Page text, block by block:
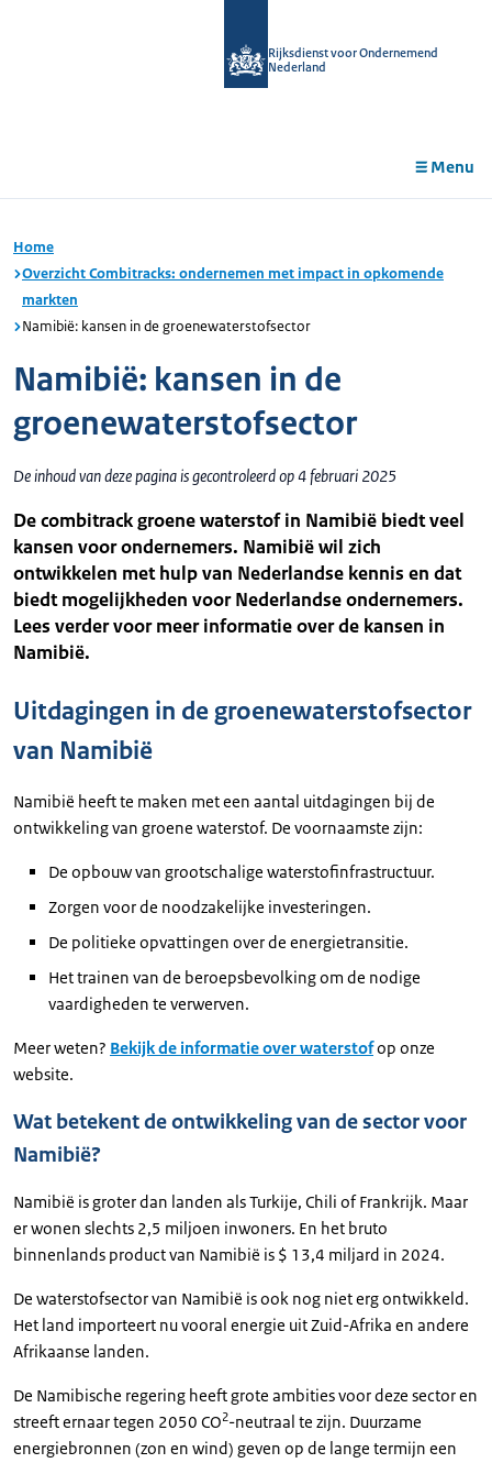
Rijksdienst voor Ondernemend
Nederland
Menu
Home
Overzicht Combitracks: ondernemen met impact in opkomende
markten
Namibië: kansen in de groenewaterstofsector
Namibië: kansen in de
groenewaterstofsector
De inhoud van deze pagina is gecontroleerd op 4 februari 2025
De combitrack groene waterstof in Namibië biedt veel
kansen voor ondernemers. Namibië wil zich
ontwikkelen met hulp van Nederlandse kennis en dat
biedt mogelijkheden voor Nederlandse ondernemers.
Lees verder voor meer informatie over de kansen in
Namibië.
Uitdagingen in de groenewaterstofsector
van Namibië
Namibië heeft te maken met een aantal uitdagingen bij de
ontwikkeling van groene waterstof. De voornaamste zijn:
De opbouw van grootschalige waterstofinfrastructuur.
Zorgen voor de noodzakelijke investeringen.
De politieke opvattingen over de energietransitie.
Het trainen van de beroepsbevolking om de nodige
vaardigheden te verwerven.
Meer weten? Bekijk de informatie over waterstofop onze
website.
Wat betekent de ontwikkeling van de sector voor
Namibië?
Namibië is groter dan landen als Turkije, Chili of Frankrijk. Maar
er wonen slechts 2,5 miljoen inwoners. En het bruto
binnenlands product van Namibië is $ 13,4 miljard in 2024.
De waterstofsector van Namibië is ook nog niet erg ontwikkeld.
Het land importeert nu vooral energie uit Zuid-Afrika en andere
Afrikaanse landen.
De Namibische regering heeft grote ambities voor deze sector en
streeft ernaar tegen 2050 CO2-neutraal te zijn. Duurzame
energiebronnen (zon en wind) geven op de lange termijn een